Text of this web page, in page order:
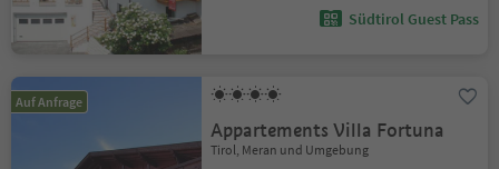
Südtirol Guest Pass
Auf Anfrage
Appartements Villa Fortuna
Tirol, Meran und Umgebung